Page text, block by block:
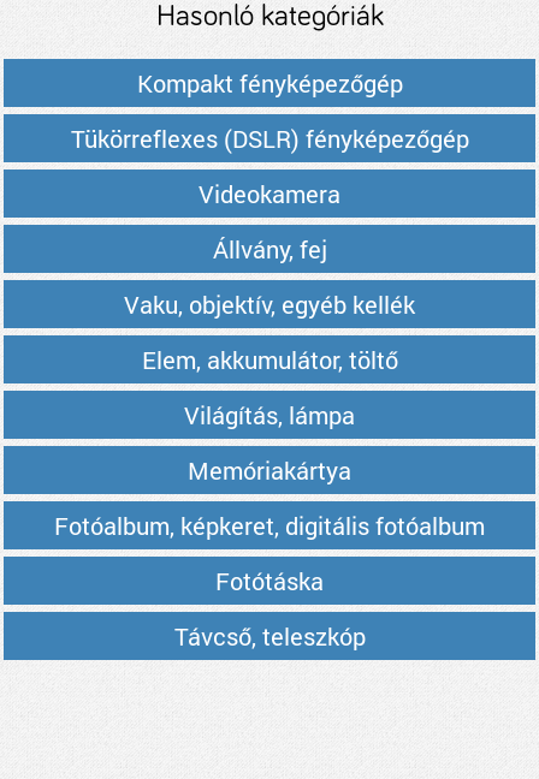
Hasonló kategóriák
Kompakt fényképezőgép
Tükörreflexes (DSLR) fényképezőgép
Videokamera
Állvány, fej
Vaku, objektív, egyéb kellék
Elem, akkumulátor, töltő
Világítás, lámpa
Memóriakártya
Fotóalbum, képkeret, digitális fotóalbum
Fotótáska
Távcső, teleszkóp